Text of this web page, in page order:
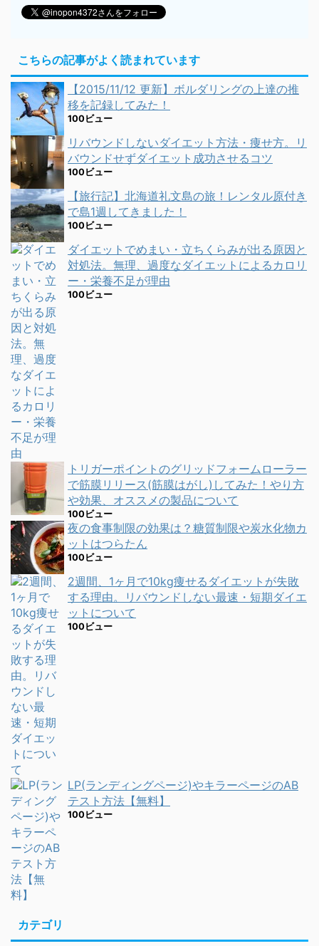
こちらの記事がよく読まれています
【2015/11/12 更新】ボルダリングの上達の推
移を記録してみた！
100ビュー
リバウンドしないダイエット方法・痩せ方。リ
バウンドせずダイエット成功させるコツ
100ビュー
【旅行記】北海道礼文島の旅！レンタル原付き
で島1週してきました！
100ビュー
ダイエットでめまい・立ちくらみが出る原因と
対処法。無理、過度なダイエットによるカロリ
ー・栄養不足が理由
100ビュー
トリガーポイントのグリッドフォームローラー
で筋膜リリース(筋膜はがし)してみた！やり方
や効果、オススメの製品について
100ビュー
夜の食事制限の効果は？糖質制限や炭水化物カ
ットはつらたん
100ビュー
2週間、1ヶ月で10kg痩せるダイエットが失敗
する理由。リバウンドしない最速・短期ダイエ
ットについて
100ビュー
LP(ランディングページ)やキラーページのAB
テスト方法【無料】
100ビュー
カテゴリ